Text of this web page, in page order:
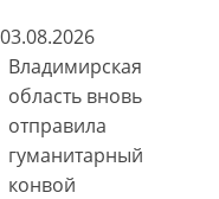
03.08.2026
Владимирская
область вновь
отправила
гуманитарный
конвой